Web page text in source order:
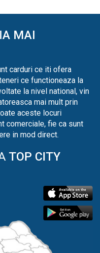
MAI
carduri ce iti ofera
ce functioneaza la
la nivel national, vin
mai mult prin
aceste locuri
comerciale, fie ca sunt
in mod direct.
TOP CITY